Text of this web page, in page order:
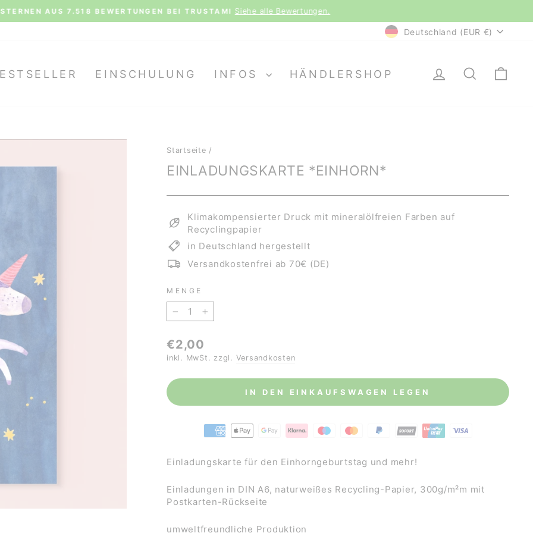
Pause
AUS 7.518 BEWERTUNGEN BEI TRUSTAMI Siehe alle Bewertungen.
WÄHRUNG
Deutschland (EUR €)
EINSCHULUNG INFOS HÄNDLERSHOP EINLOGGEN
SUCHE
Startseite /
EINLADUNGSKARTE *EINHORN*
Klimakompensierter Druck mit mineralölfreien Farben auf
Recyclingpapier
in Deutschland hergestellt
Versandkostenfrei ab 70€ (DE)
MENGE
− +
Normaler
Preis
€2,00
inkl. MwSt. zzgl. Versandkosten
IN DEN EINKAUFSWAGEN LEGEN
Einladungskarte für den Einhorngeburtstag und mehr!
Einladungen in DIN A6, naturweißes Recycling-Papier, 300g/m²m mit
Postkarten-Rückseite
umweltfreundliche Produktion